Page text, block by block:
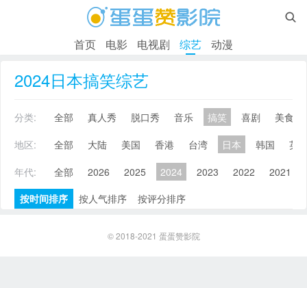

首页 电影 电视剧 综艺 动漫
2024日本搞笑综艺
分类: 全部 真人秀 脱口秀 音乐 搞笑 喜剧
美食
地区:
全部 大陆 美国 香港 台湾 日本 韩国
英
年代:
全部 2026 2025 2024 2023 2022 2021
按时间排序
按人气排序 按评分排序
© 2018-2021 蛋蛋赞影院